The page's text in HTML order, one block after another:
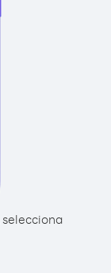
selecciona